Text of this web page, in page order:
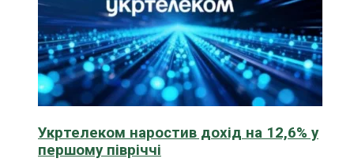
Укртелеком наростив дохід на 12,6% у
першому півріччі